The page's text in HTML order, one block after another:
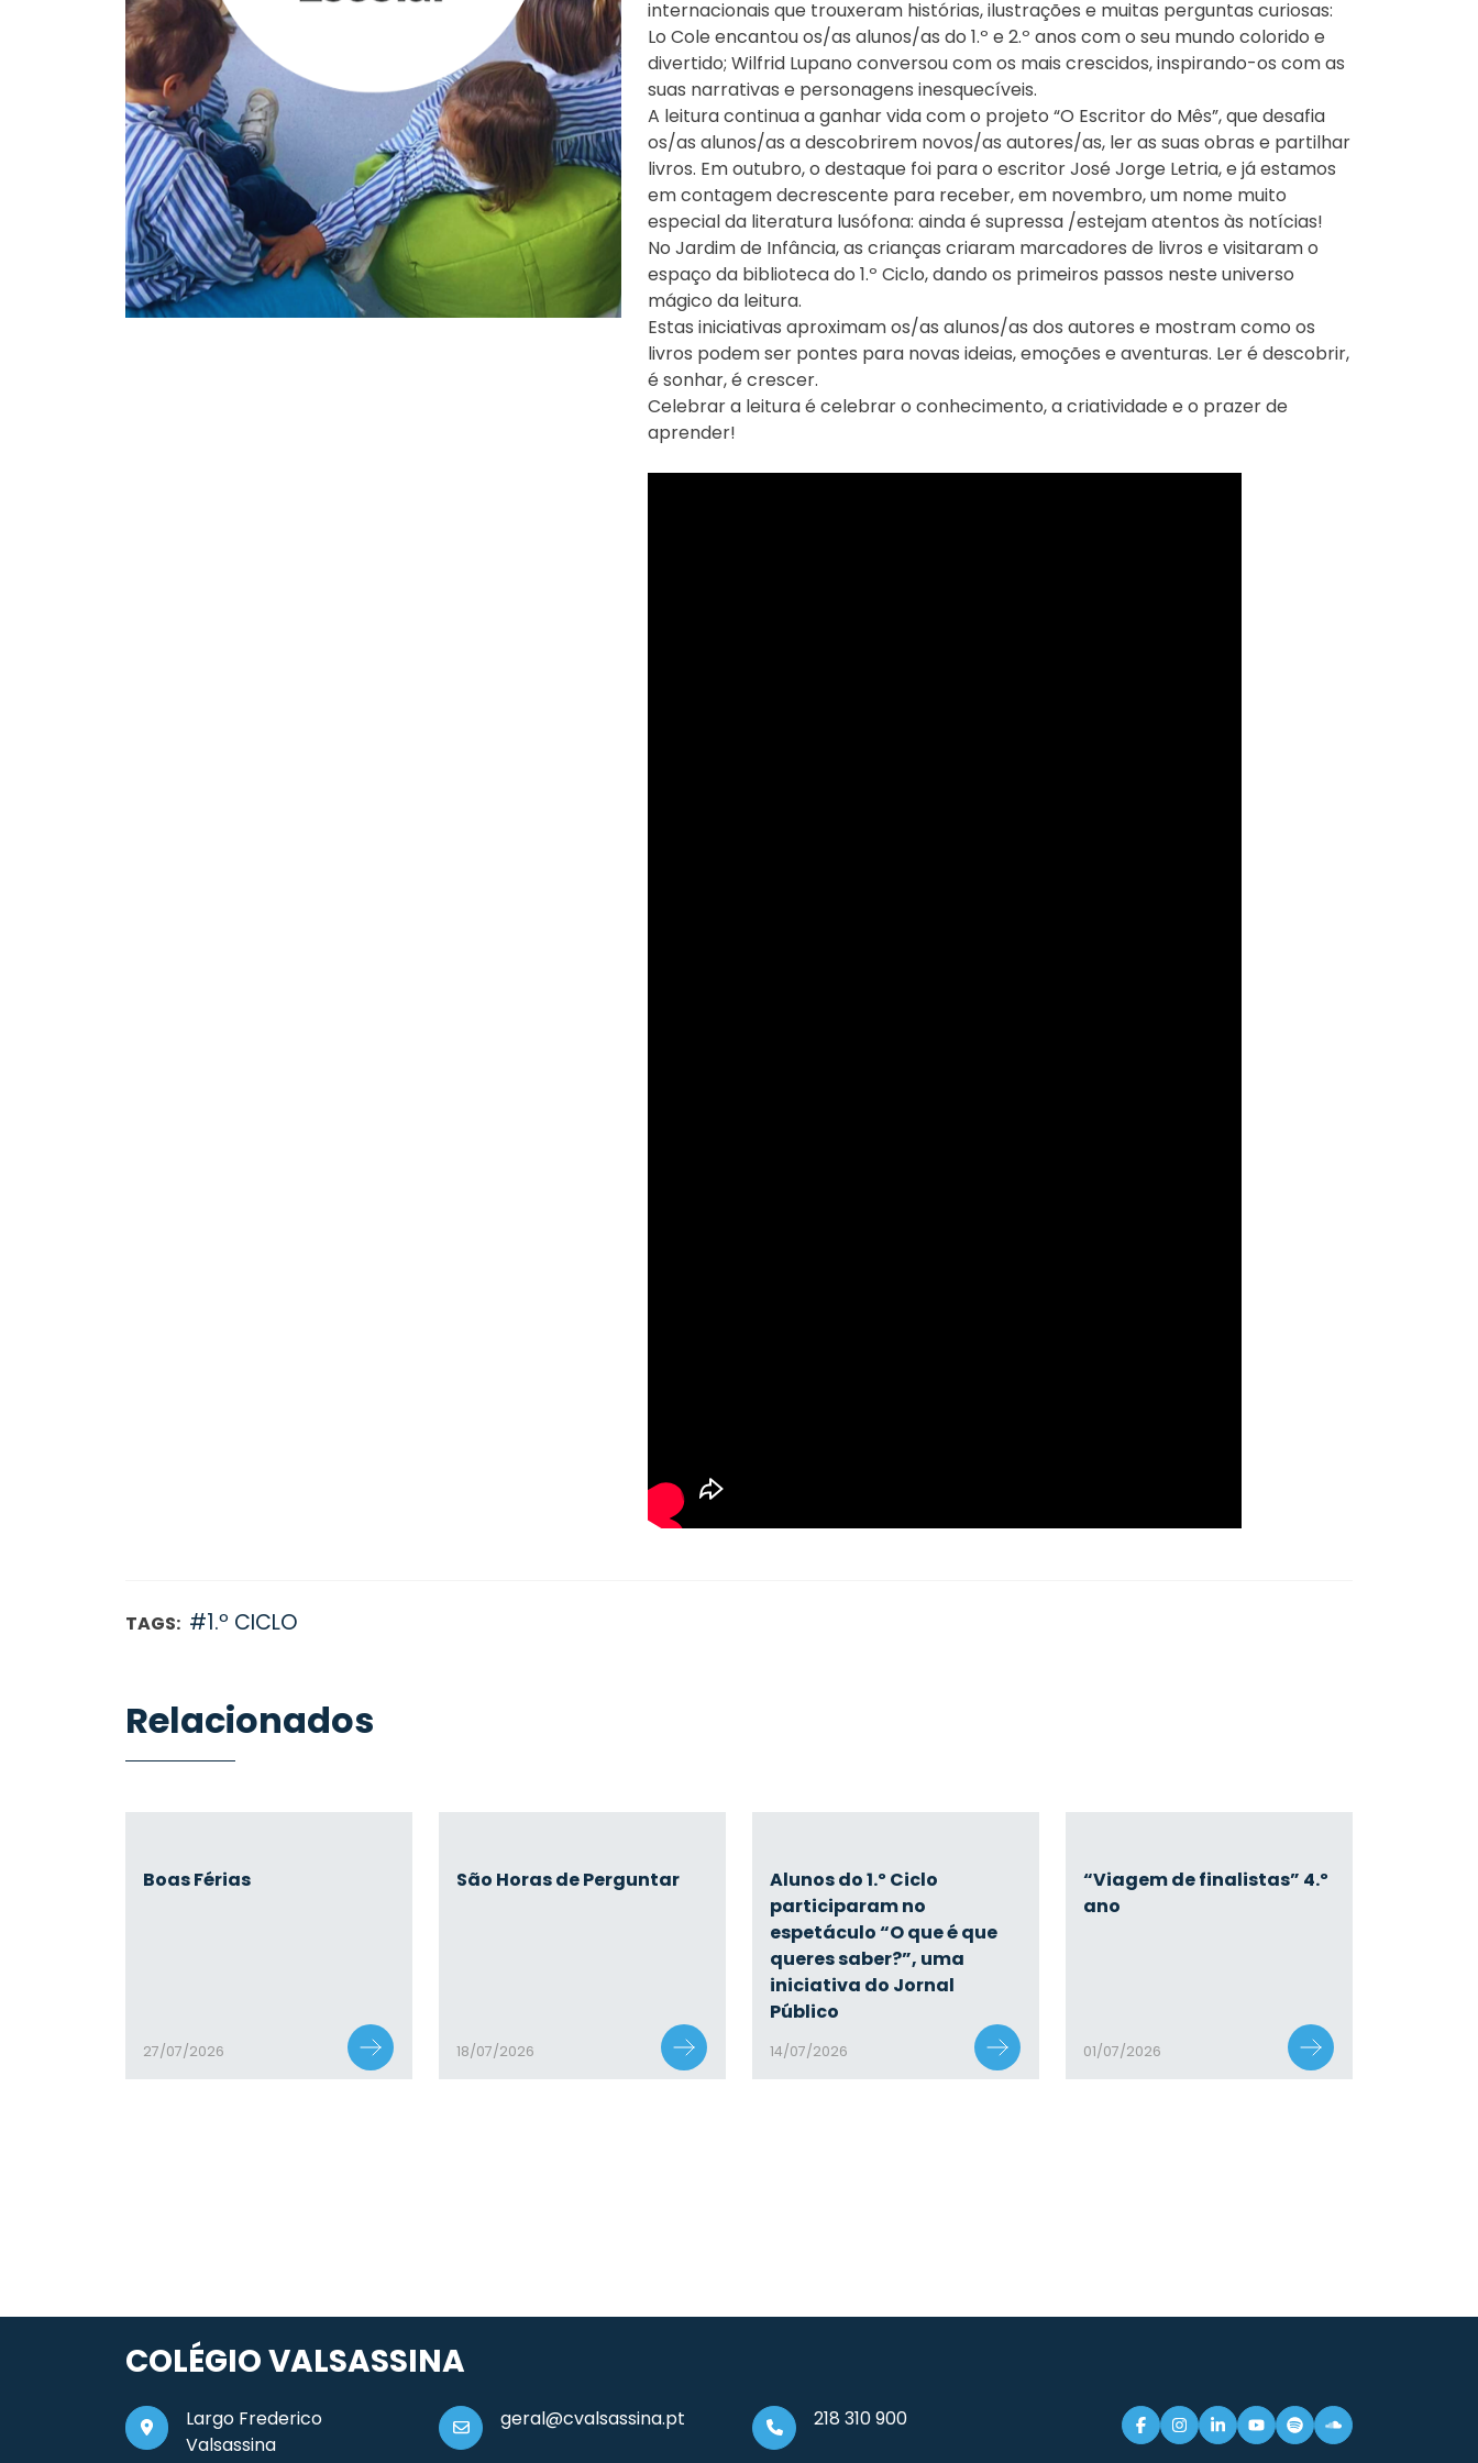
internacionais que trouxeram histórias, ilustrações e muitas perguntas curiosas:
Lo Cole encantou os/as alunos/as do 1.º e 2.º anos com o seu mundo colorido e
divertido; Wilfrid Lupano conversou com os mais crescidos, inspirando-os com as
suas narrativas e personagens inesquecíveis.
A leitura continua a ganhar vida com o projeto “O Escritor do Mês”, que desafia
os/as alunos/as a descobrirem novos/as autores/as, ler as suas obras e partilhar
livros. Em outubro, o destaque foi para o escritor José Jorge Letria, e já estamos
em contagem decrescente para receber, em novembro, um nome muito
especial da literatura lusófona: ainda é supressa /estejam atentos às notícias!
No Jardim de Infância, as crianças criaram marcadores de livros e visitaram o
espaço da biblioteca do 1.º Ciclo, dando os primeiros passos neste universo
mágico da leitura.
Estas iniciativas aproximam os/as alunos/as dos autores e mostram como os
livros podem ser pontes para novas ideias, emoções e aventuras. Ler é descobrir,
é sonhar, é crescer.
Celebrar a leitura é celebrar o conhecimento, a criatividade e o prazer de
aprender!
TAGS: #1.º CICLO
Relacionados
Boas Férias
27/07/2026
São Horas de Perguntar
18/07/2026
Alunos do 1.º Ciclo
participaram no
espetáculo “O que é que
queres saber?”, uma
iniciativa do Jornal
Público
14/07/2026
“Viagem de finalistas” 4.º
ano
01/07/2026
COLÉGIO VALSASSINA
Largo Frederico
Valsassina
geral@cvalsassina.pt 218 310 900